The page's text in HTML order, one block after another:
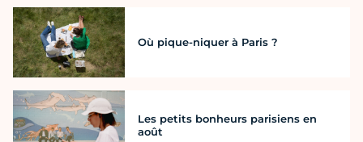
Où pique-niquer à Paris ?
Les petits bonheurs parisiens en
août